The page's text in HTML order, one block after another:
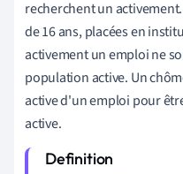
recherchent un
de 16 ans, placées en
activement un emploi ne
population active. Un
active d'un emploi pour
active.